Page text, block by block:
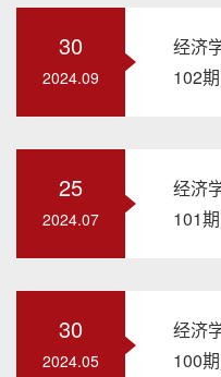
30
2024.09
经济
102
25
2024.07
经济
101
30
2024.05
经济
100